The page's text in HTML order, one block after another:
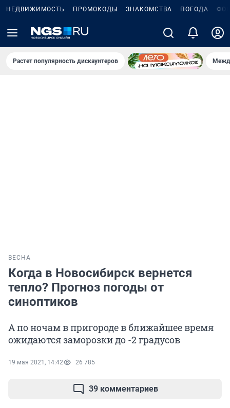
НЕДВИЖИМОСТЬ ПРОМОКОДЫ ЗНАКОМСТВА ПОГОДА
Растет популярность дискаунтеров
ВЕСНА
Когда в Новосибирск вернется
тепло? Прогноз погоды от
синоптиков
А по ночам в пригороде в ближайшее время
ожидаются заморозки до -2 градусов
19 мая 2021, 14:42 26 785
39 комментариев